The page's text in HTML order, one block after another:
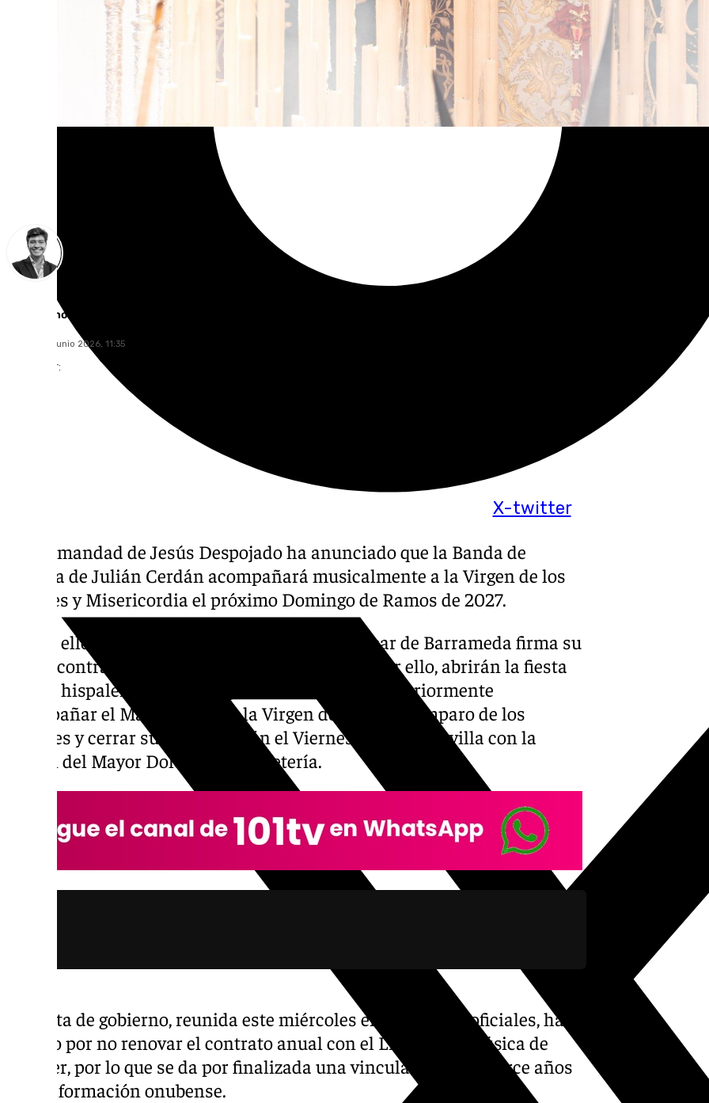
X-twitter
Curro Bono
viernes, 12 junio 2026, 11:35
Compartir:
La hermandad de Jesús Despojado ha anunciado que la Banda de
Música de Julián Cerdán acompañará musicalmente a la Virgen de los
Dolores y Misericordia el próximo Domingo de Ramos de 2027.
Es por ello que, la formación musical de Sanlúcar de Barrameda firma su
tercer contrato en la Semana Santa de Sevilla. Por ello, abrirán la fiesta
mayor hispalense el Domingo de Ramos para posteriormente
acompañar el Martes Santo a la Virgen de Gracia y Amparo de los
Javieres y cerrar su participación el Viernes Santo en Sevilla con la
Virgen del Mayor Dolor de la Carretería.
La junta de gobierno, reunida este miércoles en cabildo de oficiales, ha
optado por no renovar el contrato anual con el Liceo de la Música de
Moguer, por lo que se da por finalizada una vinculación de catorce años
con la formación onubense.